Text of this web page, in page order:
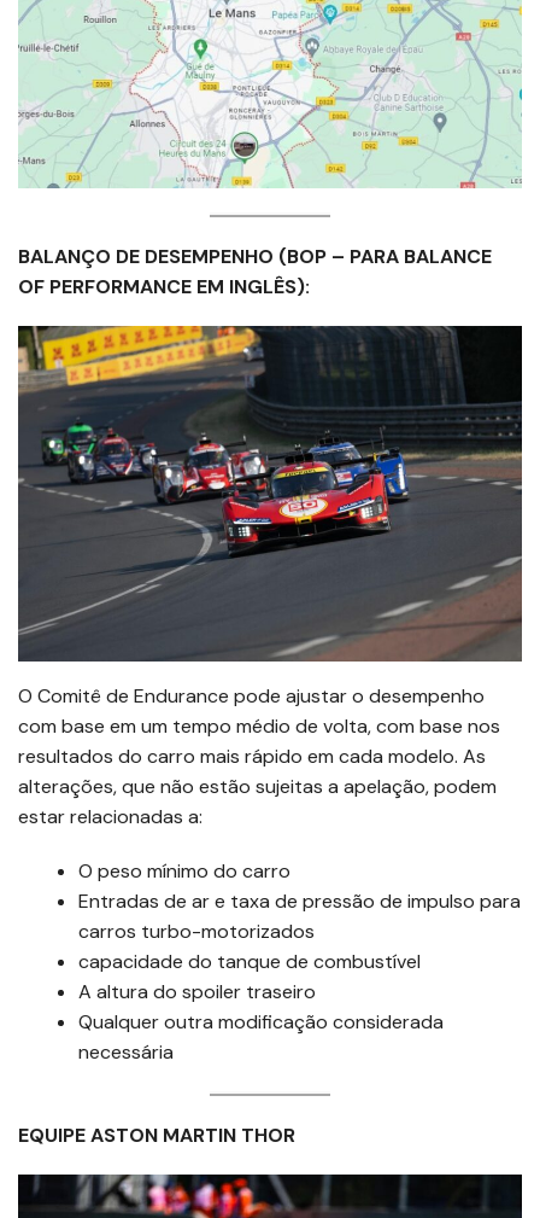
BALANÇO DE DESEMPENHO (BOP – PARA BALANCE
OF PERFORMANCE EM INGLÊS):
O Comitê de Endurance pode ajustar o desempenho
com base em um tempo médio de volta, com base nos
resultados do carro mais rápido em cada modelo. As
alterações, que não estão sujeitas a apelação, podem
estar relacionadas a:
O peso mínimo do carro
Entradas de ar e taxa de pressão de impulso para
carros turbo-motorizados
capacidade do tanque de combustível
A altura do spoiler traseiro
Qualquer outra modificação considerada
necessária
EQUIPE ASTON MARTIN THOR